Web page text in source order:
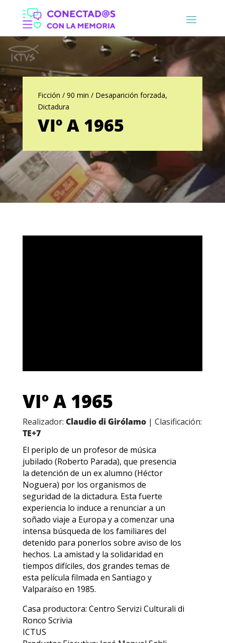
Ficción / 90 min / Desaparición forzada,
Dictadura
VIº A 1965
VIº A 1965
Realizador: Claudio di Girólamo| Clasificación:
TE+7
El periplo de un profesor de música
jubilado (Roberto Parada), que presencia
la detención de un ex alumno (Héctor
Noguera) por los organismos de
seguridad de la dictadura. Esta fuerte
experiencia lo induce a renunciar a un
soñado viaje a Europa y a comenzar una
intensa búsqueda de los familiares del
detenido para ponerlos sobre aviso de los
hechos. La amistad y la solidaridad en
tiempos difíciles, dos grandes temas de
esta película filmada en Santiago y
Valparaíso en 1985.
Casa productora: Centro Servizi Culturali di
Ronco Scrivia
ICTUS